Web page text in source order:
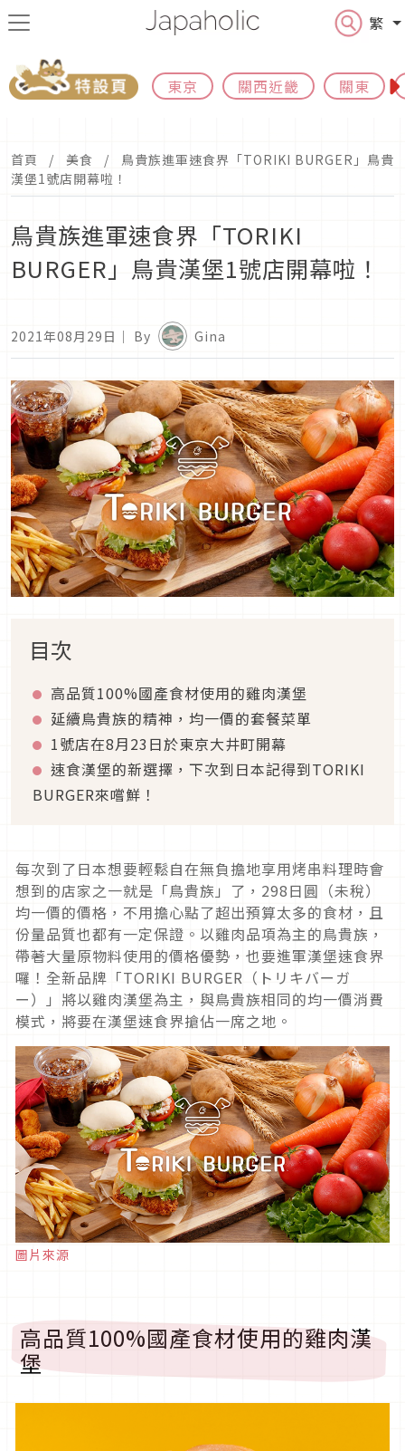
繁
東京 關西近畿 關東
首頁 美食
鳥貴族進軍速食界「TORIKI BURGER」鳥貴
漢堡1號店開幕啦！
鳥貴族進軍速食界「TORIKI
BURGER」鳥貴漢堡1號店開幕啦！
2021年08月29日 ｜ By Gina
目次
高品質100%國產食材使用的雞肉漢堡
延續鳥貴族的精神，均一價的套餐菜單
1號店在8月23日於東京大井町開幕
速食漢堡的新選擇，下次到日本記得到TORIKI
BURGER來嚐鮮！
每次到了日本想要輕鬆自在無負擔地享用烤串料理時會
想到的店家之一就是「鳥貴族」了，298日圓（未稅）
均一價的價格，不用擔心點了超出預算太多的食材，且
份量品質也都有一定保證。以雞肉品項為主的鳥貴族，
帶著大量原物料使用的價格優勢，也要進軍漢堡速食界
囉！全新品牌「TORIKI BURGER（トリキバーガ
ー）」將以雞肉漢堡為主，與鳥貴族相同的均一價消費
模式，將要在漢堡速食界搶佔一席之地。
圖片來源
高品質100%國產食材使用的雞肉漢
堡